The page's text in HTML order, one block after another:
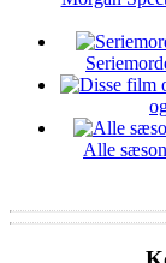
Alle